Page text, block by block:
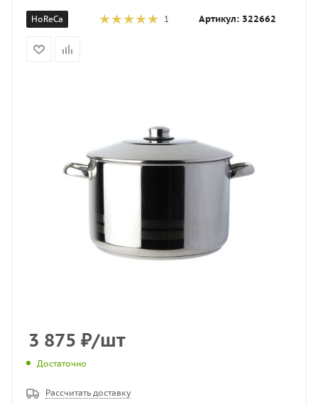
HoReCa 1 Артикул: 322662
3 875 ₽/шт
Достаточно
Рассчитать доставку